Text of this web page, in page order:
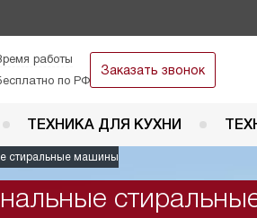
работы
по РФ
Заказать звонок
ТЕХНИКА ДЛЯ КУХНИ
стиральные машины